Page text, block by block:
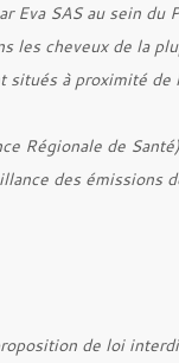
Eva SAS au sein du
les cheveux de la
à proximité de
Régionale de
des émissions
de loi